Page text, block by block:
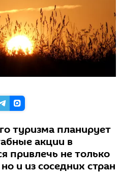
туризма планирует
акции в
привлечь не только
и из соседних стран